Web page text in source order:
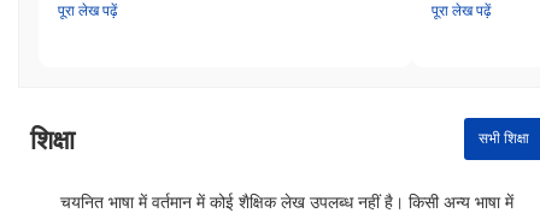
पूरा लेख पढ़ें पूरा लेख पढ़ें
शिक्षा सभी शिक्षा
चयनित भाषा में वर्तमान में कोई शैक्षिक लेख उपलब्ध नहीं है। किसी अन्य भाषा में